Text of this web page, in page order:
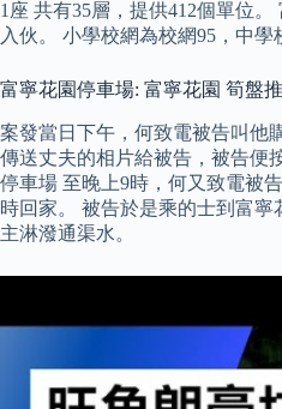
1座 共有35層，提供412個單位。
入伙。 小學校網為校網95，中學
富寧花園停車場: 富寧花園 筍盤
案發當日下午，何致電被告叫他
傳送丈夫的相片給被告，被告便
停車場 至晚上9時，何又致電被
時回家。 被告於是乘的士到富
主淋潑通渠水。